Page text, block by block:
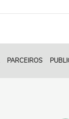
PARCEIROS